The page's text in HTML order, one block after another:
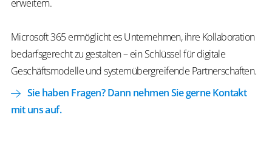
erweitern.
Microsoft 365 ermöglicht es Unternehmen, ihre Kollaboration
bedarfsgerecht zu gestalten – ein Schlüssel für digitale
Geschäftsmodelle und systemübergreifende Partnerschaften.
Sie haben Fragen? Dann nehmen Sie gerne Kontakt
mit uns auf.